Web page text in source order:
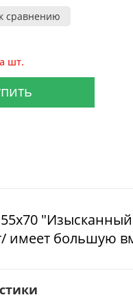
сравнению
шт.
имеет большую